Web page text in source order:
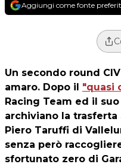
Aggiungi come fonte
Un secondo round
amaro. Dopo il "quasi
Racing Team ed il
archiviano la trasferta
Piero Taruffi di
senza però
sfortunato zero di